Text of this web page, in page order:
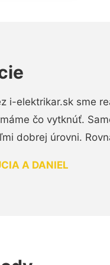
i-elektrikar.sk sme
čo vytknúť.
dobrej úrovni.
A DANIEL